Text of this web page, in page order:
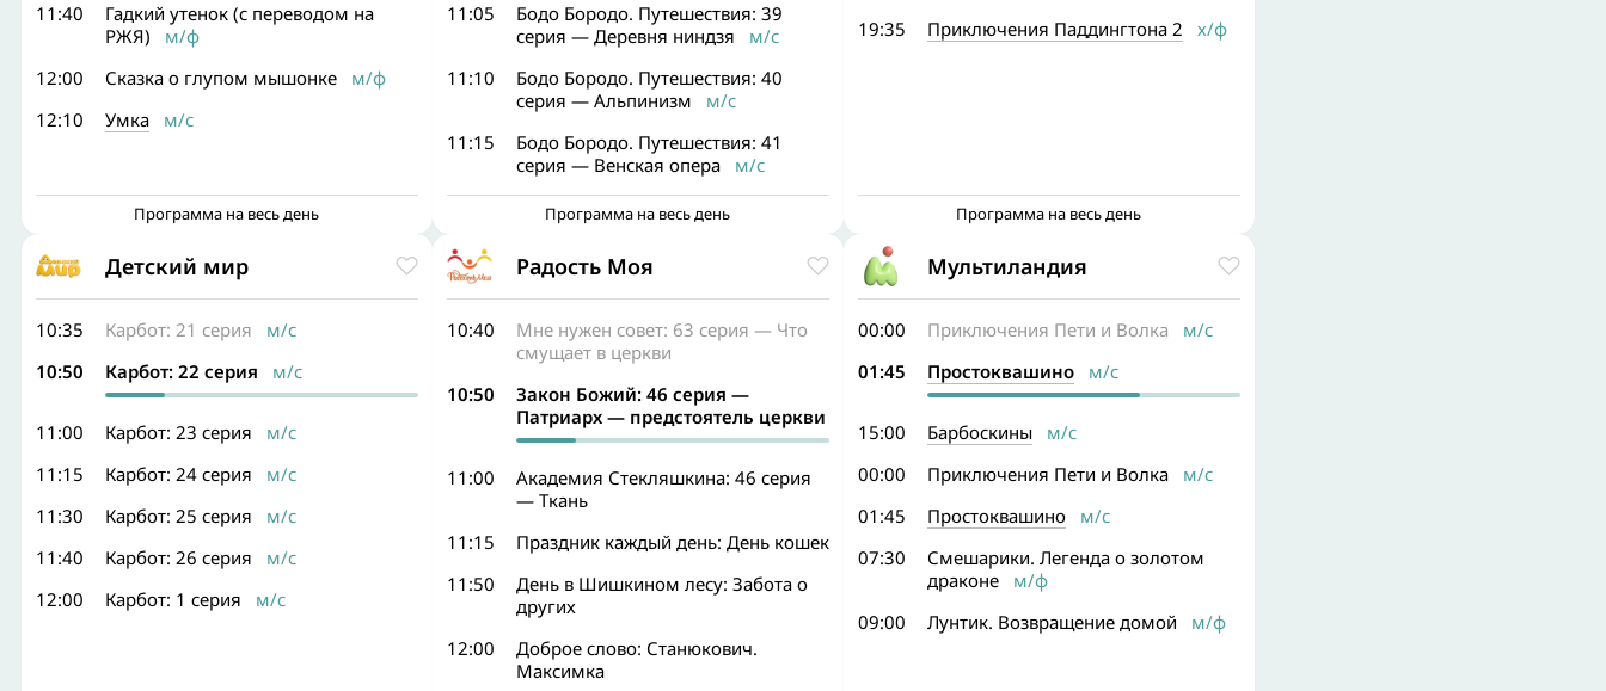
11:40
Гадкий утенок (с переводом на
РЖЯ) м/ф
12:00
Сказка о глупом мышонке м/ф
12:10
Умка м/с
Программа на весь день
11:05
Бодо Бородо. Путешествия: 39
серия — Деревня ниндзя м/с
11:10
Бодо Бородо. Путешествия: 40
серия — Альпинизм м/с
11:15
Бодо Бородо. Путешествия: 41
серия — Венская операм/с
Программа на весь день
19:35
Приключения Паддингтона 2 х/ф
Программа на весь день
Детский мир
10:35 Карбот: 21 серия м/с
10:50
Карбот: 22 серия м/с
11:00 Карбот: 23 серия м/с
11:15
Карбот: 24 серия м/с
11:30
Карбот: 25 серия м/с
11:40
Карбот: 26 серия м/с
12:00
Карбот: 1 серия м/с
Радость Моя
10:40
Мне нужен совет: 63 серия — Что
смущает в церкви
10:50
Закон Божий: 46 серия —
Патриарх — предстоятель церкви
11:00
Академия Стекляшкина: 46 серия
— Ткань
11:15
Праздник каждый день: День кошек
11:50
День в Шишкином лесу: Забота о
других
12:00
Доброе слово: Станюкович.
Максимка
Мультиландия
00:00 Приключения Пети и Волка м/с
01:45
Простоквашином/с
15:00 Барбоскиным/с
00:00
Приключения Пети и Волкам/с
01:45
Простоквашином/с
07:30
Смешарики. Легенда о золотом
драконем/ф
09:00
Лунтик. Возвращение домой м/ф